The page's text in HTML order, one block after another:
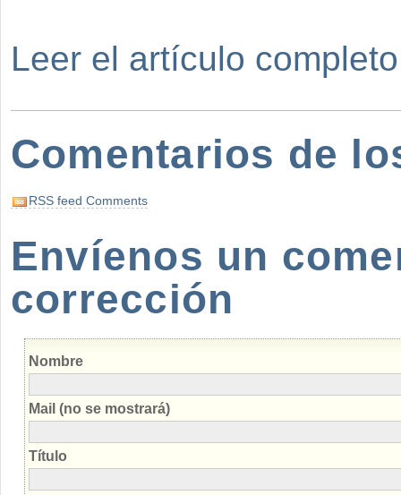
Leer el artículo completo
Comentarios de
RSS feed Comments
Envíenos un
corrección
Nombre
Mail (no se mostrará)
Título